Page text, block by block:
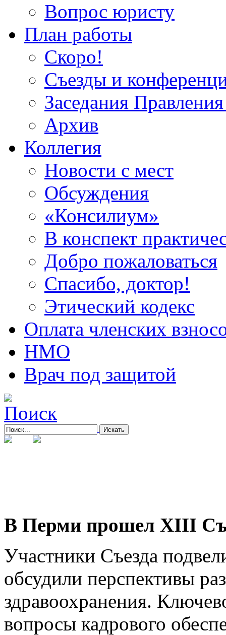
Вопрос юристу
План работы
Скоро!
Съезды и
Заседания
Архив
Коллегия
Новости с мест
Обсуждения
«Консилиум»
В конспект
Добро пожаловаться
Спасибо, доктор!
Этический кодекс
Оплата членских
НМО
Врач под защитой
В Перми прошел XIII
Участники Съезда
обсудили перспективы
здравоохранения.
вопросы кадрового